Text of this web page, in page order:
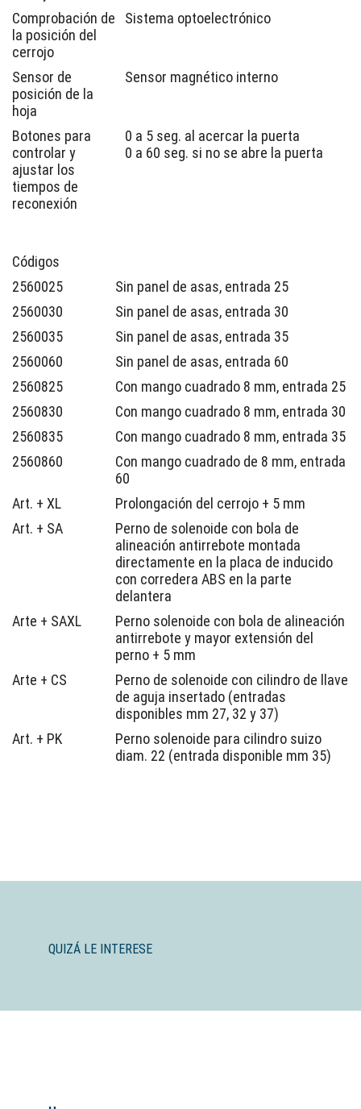
Comprobación de
la posición del
cerrojo
Sistema optoelectrónico
Sensor de
posición de la
hoja
Sensor magnético interno
Botones para
controlar y
ajustar los
tiempos de
reconexión
0 a 5 seg. al acercar la puerta
0 a 60 seg. si no se abre la puerta
Códigos
2560025
Sin panel de asas, entrada 25
2560030
Sin panel de asas, entrada 30
2560035
Sin panel de asas, entrada 35
2560060
Sin panel de asas, entrada 60
2560825
Con mango cuadrado 8 mm, entrada 25
2560830
Con mango cuadrado 8 mm, entrada 30
2560835
Con mango cuadrado 8 mm, entrada 35
2560860
Con mango cuadrado de 8 mm, entrada
60
Art. + XL
Prolongación del cerrojo + 5 mm
Art. + SA
Perno de solenoide con bola de
alineación antirrebote montada
directamente en la placa de inducido
con corredera ABS en la parte
delantera
Arte + SAXL
Perno solenoide con bola de alineación
antirrebote y mayor extensión del
perno + 5 mm
Arte + CS
Perno de solenoide con cilindro de llave
de aguja insertado (entradas
disponibles mm 27, 32 y 37)
Art. + PK
Perno solenoide para cilindro suizo
diam. 22 (entrada disponible mm 35)
QUIZÁ LE INTERESE